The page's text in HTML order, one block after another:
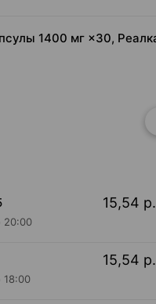
1400 мг ×30,
20:00
15,54 р.
18:00
15,54 р.